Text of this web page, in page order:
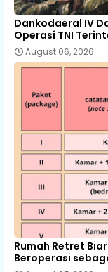
Dankodaeral IV
Operasi TNI
August 06, 2026
Rumah Retret
Beroperasi